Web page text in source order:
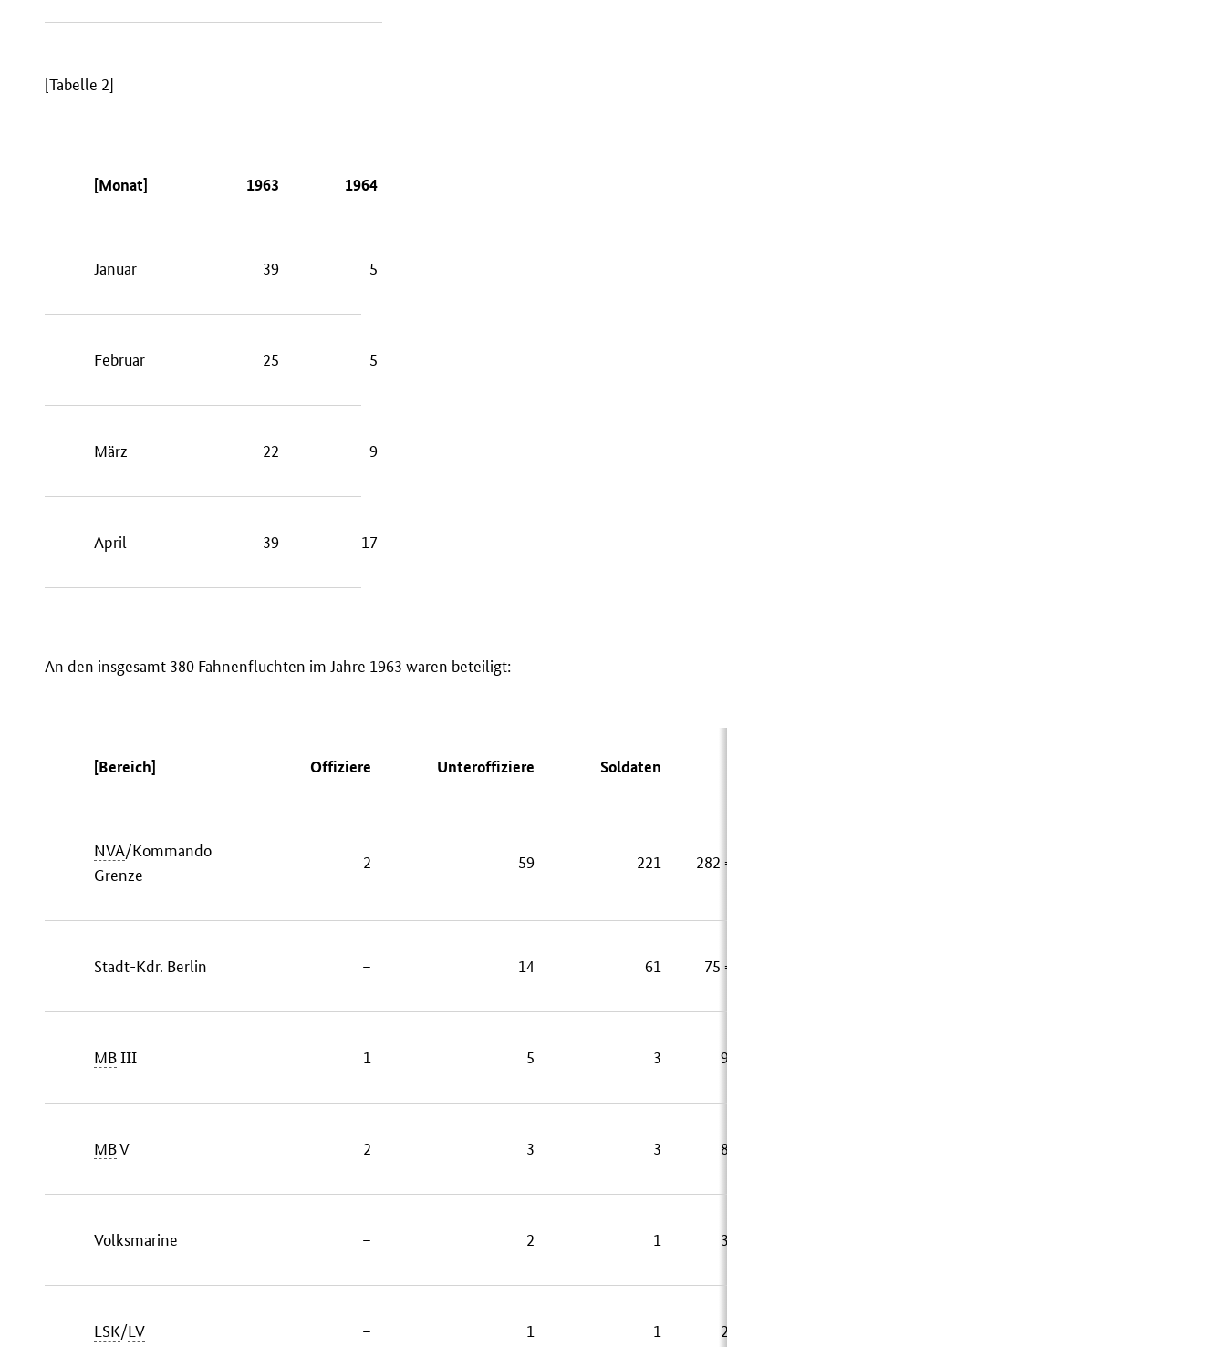
[Tabelle 2]
[Monat] 1963 1964
Januar 39 5
Februar 25 5
März 22 9
April 39 17
An den insgesamt 380 Fahnenfluchten im Jahre 1963 waren beteiligt:
[Bereich] Offiziere Unteroffiziere Soldaten
NVA/Kommando
Grenze
2 59 221 282 = 74,2 %
Stadt-Kdr. Berlin – 14 61 75 = 19,7 %
MBIII 1 5 3 9 = 2,3 %
MBV 2 3 3 8 = 2,1 %
Volksmarine – 2 1 3 = 0,8 %
LSK/LV – 1 1 2 = 0,6 %